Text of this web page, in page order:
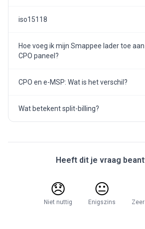
iso15118
Hoe voeg ik mijn Smappee lader toe
CPO paneel?
CPO en e-MSP: Wat is het verschil?
Wat betekent split-billing?
Heeft dit je vraag
😞
Niet nuttig
😐
Enigszins